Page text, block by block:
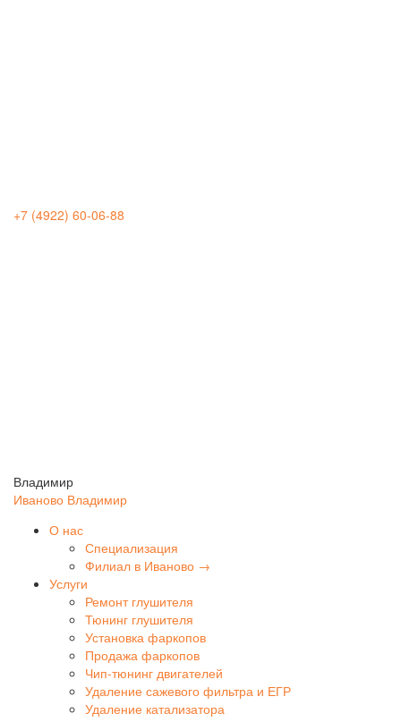
+7 (4922) 60-06-88
Владимир
Иваново Владимир
О нас
Специализация
Филиал в Иваново →
Услуги
Ремонт глушителя
Тюнинг глушителя
Установка фаркопов
Продажа фаркопов
Чип-тюнинг двигателей
Удаление сажевого фильтра и ЕГР
Удаление катализатора